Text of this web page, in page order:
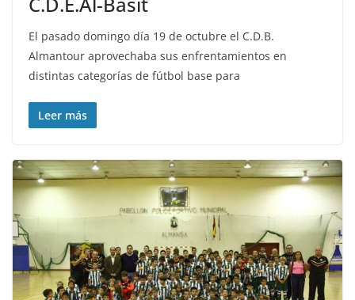
El pasado domingo día 19 de octubre el C.D.B.
Almantour aprovechaba sus enfrentamientos en
distintas categorías de fútbol base para
Leer más